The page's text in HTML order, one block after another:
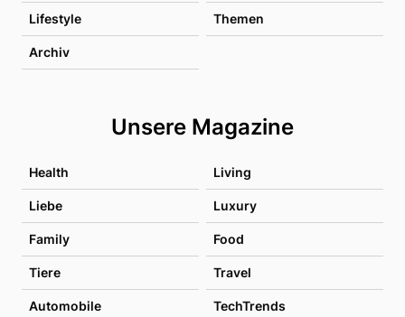
Lifestyle Themen
Archiv
Unsere Magazine
Health Living
Liebe Luxury
Family Food
Tiere Travel
Automobile TechTrends